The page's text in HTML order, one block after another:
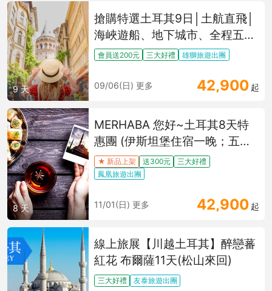
9 天
搶購特選土耳其9日│土航直飛│
海峽遊船、地下城市、全程五
星、6大世界文化遺產之旅
會員送200元 三大好禮 雄獅旅遊出團
09/06(日) 更多 42,900 起
8 天
MERHABA 您好~土耳其8天特
惠團 (伊斯坦堡住宿一晚；五星
六晚
★ 新品上架 送300元
三大好禮
鳳凰旅遊出團
11/01(日) 更多 42,900 起
線上旅展【川越土耳其】醉戀蕃
紅花 布爾薩11天(松山來回)
三大好禮 友泰旅遊出團